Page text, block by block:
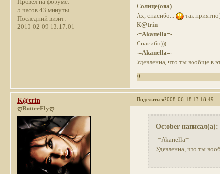
Провел на форуме:
5 часов 43 минуты
Последний визит:
2010-02-09 13:17:01
Солнце(она)
Ах, спасибо...
так
K@trin
-=Akaпella=-
Спасибо)))
-=Akaпella=-
Удевленна, что ты вообще в
0
Поделиться2008-06-18 13:18:49
K@trin
ღButterFlyღ
October написал(а):
-=Akaпella=-
Удевленна, что ты